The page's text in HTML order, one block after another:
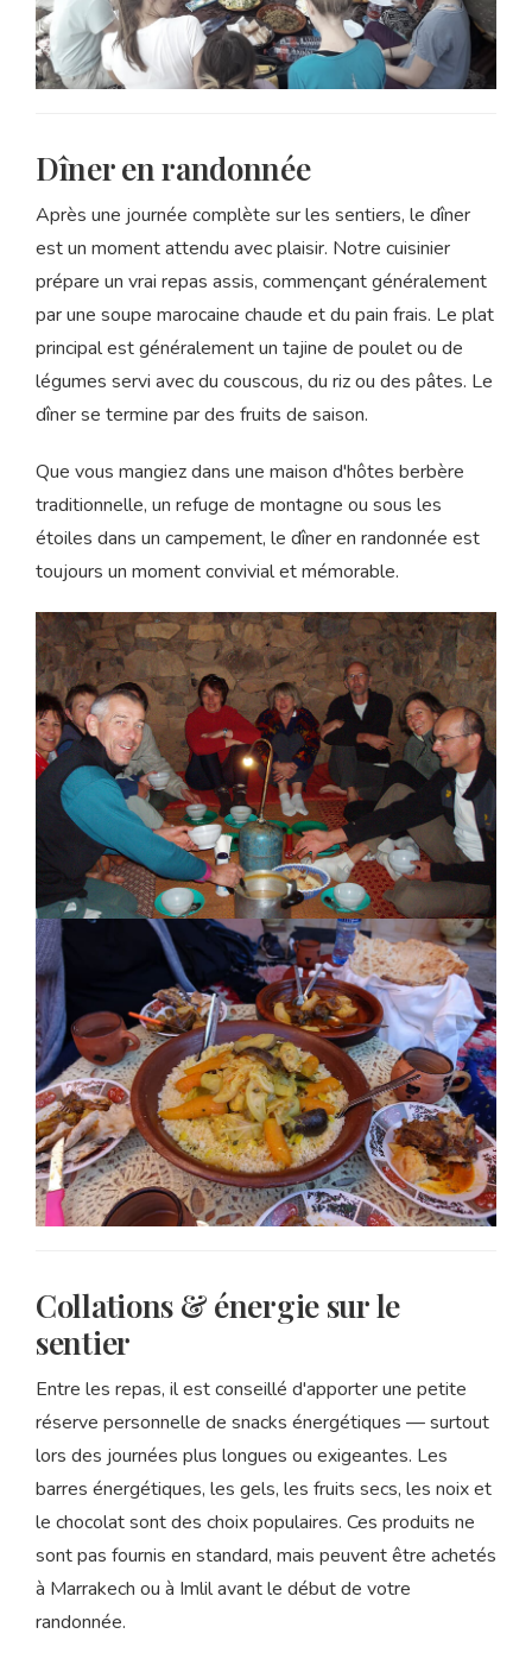
Dîner en randonnée
Après une journée complète sur les sentiers, le dîner
est un moment attendu avec plaisir. Notre cuisinier
prépare un vrai repas assis, commençant généralement
par une soupe marocaine chaude et du pain frais. Le plat
principal est généralement un tajine de poulet ou de
légumes servi avec du couscous, du riz ou des pâtes. Le
dîner se termine par des fruits de saison.
Que vous mangiez dans une maison d'hôtes berbère
traditionnelle, un refuge de montagne ou sous les
étoiles dans un campement, le dîner en randonnée est
toujours un moment convivial et mémorable.
Collations & énergie sur le
sentier
Entre les repas, il est conseillé d'apporter une petite
réserve personnelle de snacks énergétiques — surtout
lors des journées plus longues ou exigeantes. Les
barres énergétiques, les gels, les fruits secs, les noix et
le chocolat sont des choix populaires. Ces produits ne
sont pas fournis en standard, mais peuvent être achetés
à Marrakech ou à Imlil avant le début de votre
randonnée.